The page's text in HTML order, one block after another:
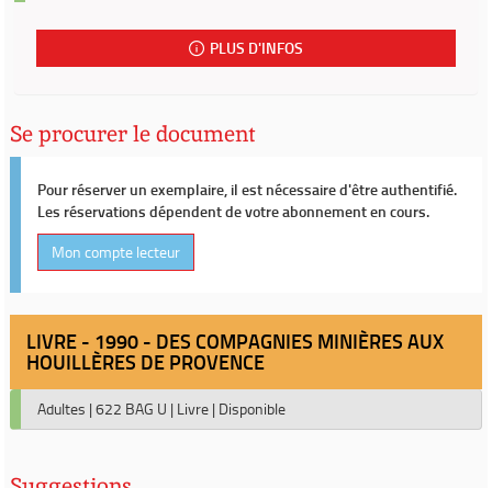
PLUS D'INFOS
Se procurer le document
Pour réserver un exemplaire, il est nécessaire d'être authentifié.
Les réservations dépendent de votre abonnement en cours.
Mon compte lecteur
LIVRE - 1990 - DES COMPAGNIES MINIÈRES AUX
HOUILLÈRES DE PROVENCE
Adultes | 622 BAG U | Livre | Disponible